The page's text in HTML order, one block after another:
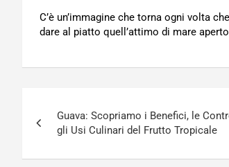
C’è un’immagine che torna ogni volta
dare al piatto quell’attimo di mare
articoli
Guava: Scopriamo i Benefici, le
gli Usi Culinari del Frutto Tropicale